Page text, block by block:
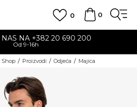
0
0
NA +382 20 690 200
Od 9-16h
Shop Proizvodi Odjeća Majica